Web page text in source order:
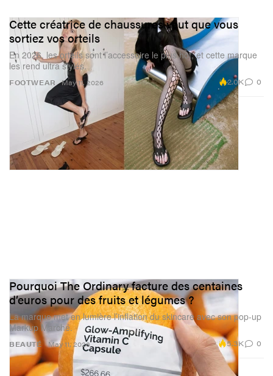
FOOTWEAR
Cette créatrice de chaussures veut que vous
sortiez vos orteils
En 2026, les orteils sont l’accessoire le plus hot, et cette marque
les rend ultra stylés.
May 11, 2026 2.0K 0
BEAUTÉ
Pourquoi The Ordinary facture des centaines
d’euros pour des fruits et légumes ?
La marque met en lumière l’inflation du skincare avec son pop-up
Markup Marché.
May 11, 2026 5.3K 0